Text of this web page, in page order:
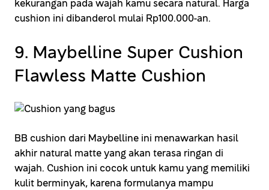
kekurangan pada wajah kamu secara natural. Harga
cushion ini dibanderol mulai Rp100.000-an.
9. Maybelline Super Cushion
Flawless Matte Cushion
BB cushion dari Maybelline ini menawarkan hasil
akhir natural matte yang akan terasa ringan di
wajah. Cushion ini cocok untuk kamu yang memiliki
kulit berminyak, karena formulanya mampu